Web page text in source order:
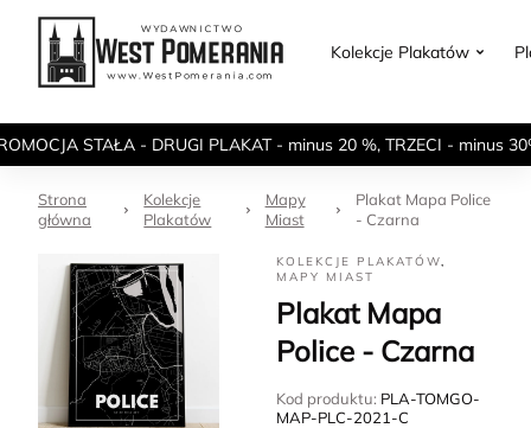
Kolekcje Plakatów
STAŁA - DRUGI PLAKAT - minus 20 %, TRZECI - minus
Strona
główna
Kolekcje
Plakatów
Mapy
Miast
Plakat Mapa Police
- Czarna
KOLEKCJE PLAKATÓW,
MAPY MIAST
Plakat Mapa
Police - Czarna
Kod produktu: PLA-TOMGO-
MAP-PLC-2021-C